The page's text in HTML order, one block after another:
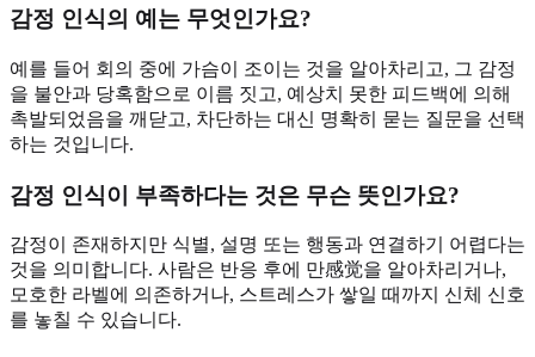
감정 인식의 예는 무엇인가요?
예를 들어 회의 중에 가슴이 조이는 것을 알아차리고, 그 감정
을 불안과 당혹함으로 이름 짓고, 예상치 못한 피드백에 의해
촉발되었음을 깨닫고, 차단하는 대신 명확히 묻는 질문을 선택
하는 것입니다.
감정 인식이 부족하다는 것은 무슨 뜻인가요?
감정이 존재하지만 식별, 설명 또는 행동과 연결하기 어렵다는
것을 의미합니다. 사람은 반응 후에 만感觉을 알아차리거나,
모호한 라벨에 의존하거나, 스트레스가 쌓일 때까지 신체 신호
를 놓칠 수 있습니다.